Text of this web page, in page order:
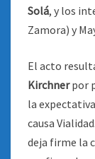
Solá, y los
Zamora) y
El acto
Kirchnerpor
la
causa
deja firme la